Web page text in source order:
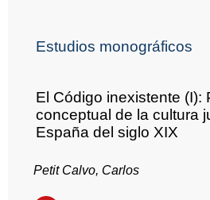
Estudios monográficos
El Código inexistente (I):
conceptual de la cultura
España del siglo XIX
Petit Calvo, Carlos